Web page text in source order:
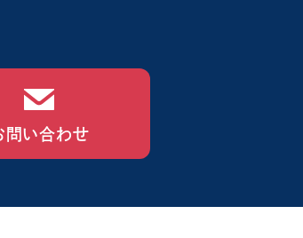
問い合わせ